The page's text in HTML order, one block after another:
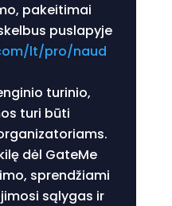
pakeitimai
puslapyje
lt/pro/naud
turinio,
turi būti
dėl GateMe
sprendžiami
sąlygas ir